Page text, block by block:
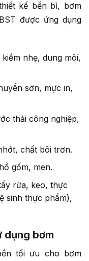
kế bền bỉ, bơm
được ứng dụng
nhẹ, dung môi,
sơn, mực in,
thải công nghiệp,
chất bôi trơn.
gốm, men.
rửa, keo, thực
sinh thực phẩm),
dụng bơm
tối ưu cho bơm